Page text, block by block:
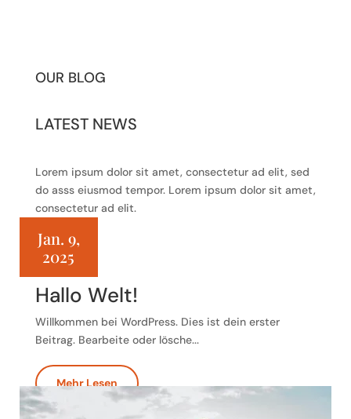
OUR BLOG
LATEST NEWS
Lorem ipsum dolor sit amet, consectetur ad elit, sed
do asss eiusmod tempor. Lorem ipsum dolor sit amet,
consectetur ad elit.
Hallo Welt!
Jan. 9,
2025
Willkommen bei WordPress. Dies ist dein erster
Beitrag. Bearbeite oder lösche...
Mehr Lesen